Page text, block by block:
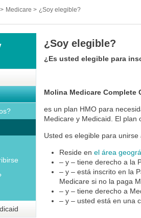
> Medicare > ¿Soy elegible?
¿Soy elegible?
¿Es usted elegible para
Molina Medicare Complete
es un plan HMO para
Medicare y Medicaid. El plan
Usted es elegible para
Reside enel área
– y – tiene derecho a la
– y – está inscrito en la
Medicare si no la paga
– y – tiene derecho a
– y – usted está en una